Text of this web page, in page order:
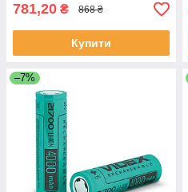
781,20 ₴ 868 ₴
Купити
–7%